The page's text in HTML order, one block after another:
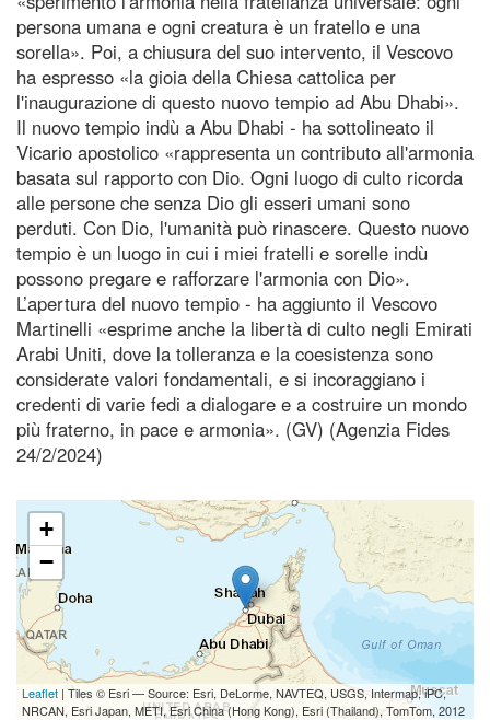
persona umana e ogni creatura è un fratello e una
sorella». Poi, a chiusura del suo intervento, il Vescovo
ha espresso «la gioia della Chiesa cattolica per
l'inaugurazione di questo nuovo tempio ad Abu Dhabi».
Il nuovo tempio indù a Abu Dhabi - ha sottolineato il
Vicario apostolico «rappresenta un contributo all'armonia
basata sul rapporto con Dio. Ogni luogo di culto ricorda
alle persone che senza Dio gli esseri umani sono
perduti. Con Dio, l'umanità può rinascere. Questo nuovo
tempio è un luogo in cui i miei fratelli e sorelle indù
possono pregare e rafforzare l'armonia con Dio».
L’apertura del nuovo tempio - ha aggiunto il Vescovo
Martinelli «esprime anche la libertà di culto negli Emirati
Arabi Uniti, dove la tolleranza e la coesistenza sono
considerate valori fondamentali, e si incoraggiano i
credenti di varie fedi a dialogare e a costruire un mondo
più fraterno, in pace e armonia». (GV) (Agenzia Fides
24/2/2024)
+
−
Leaflet | Tiles © Esri — Source: Esri, DeLorme, NAVTEQ, USGS, Intermap, iPC,
NRCAN, Esri Japan, METI, Esri China (Hong Kong), Esri (Thailand), TomTom, 2012